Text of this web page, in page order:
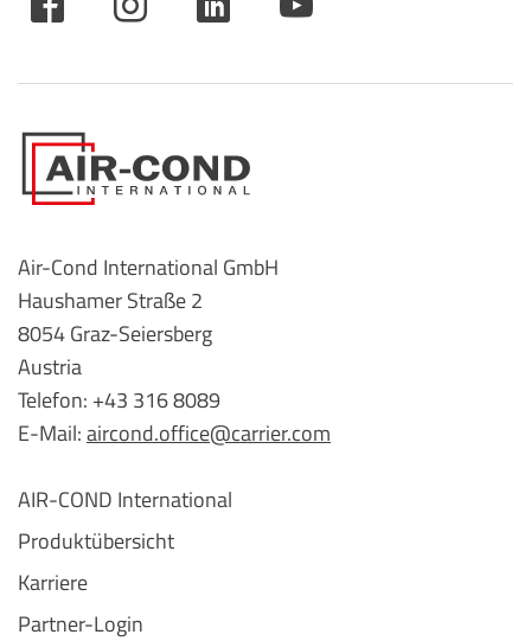
Air-Cond International GmbH
Haushamer Straße 2
8054 Graz-Seiersberg
Austria
Telefon: +43 316 8089
E-Mail:aircond.office@carrier.com
AIR-COND International
Produktübersicht
Karriere
Partner-Login